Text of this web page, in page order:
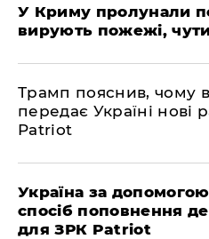
У Криму пролунали
вирують пожежі,
Трамп пояснив, чому
передає Україні нові
Patriot
Україна за
спосіб поповнення
для ЗРК Patriot